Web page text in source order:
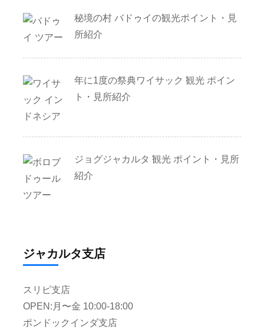
秘境の村 バドゥイの観光ポイント・見
所紹介
年に1度の祭典ワイサック 観光 ポイン
ト・見所紹介
ジョグジャカルタ 観光 ポイント・見所
紹介
ジャカルタ支店
スリピ支店
OPEN:月〜金 10:00-18:00
ポンドックインダ支店